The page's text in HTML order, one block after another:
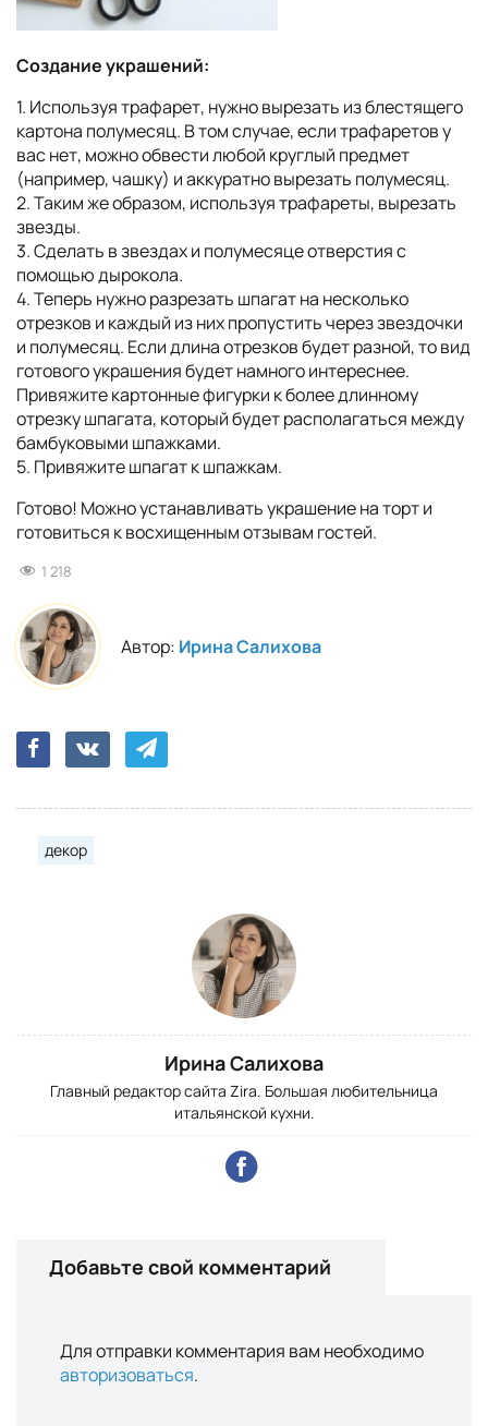
Создание украшений:
1. Используя трафарет, нужно вырезать из блестящего
картона полумесяц. В том случае, если трафаретов у
вас нет, можно обвести любой круглый предмет
(например, чашку) и аккуратно вырезать полумесяц.
2. Таким же образом, используя трафареты, вырезать
звезды.
3. Сделать в звездах и полумесяце отверстия с
помощью дырокола.
4. Теперь нужно разрезать шпагат на несколько
отрезков и каждый из них пропустить через звездочки
и полумесяц. Если длина отрезков будет разной, то вид
готового украшения будет намного интереснее.
Привяжите картонные фигурки к более длинному
отрезку шпагата, который будет располагаться между
бамбуковыми шпажками.
5. Привяжите шпагат к шпажкам.
Готово! Можно устанавливать украшение на торт и
готовиться к восхищенным отзывам гостей.
1 218
Автор: Ирина Салихова
декор
Ирина Салихова
Главный редактор сайта Zira. Большая любительница
итальянской кухни.
Добавьте свой комментарий
Для отправки комментария вам необходимо
авторизоваться.